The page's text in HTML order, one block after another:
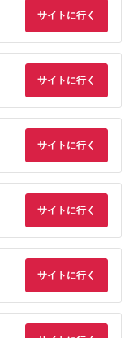
サイトに行く
サイトに行く
サイトに行く
サイトに行く
サイトに行く